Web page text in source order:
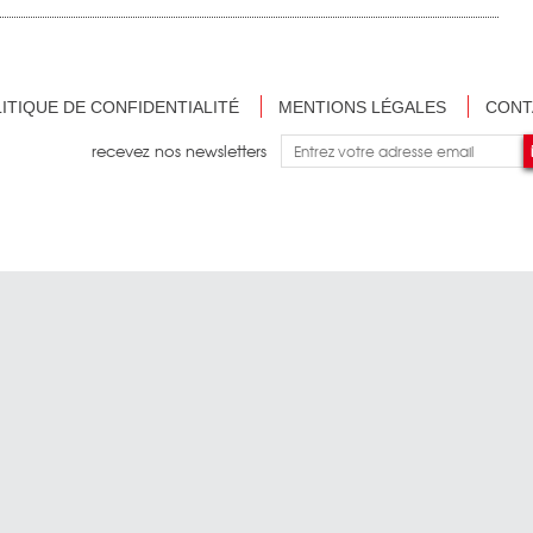
DE CONFIDENTIALITÉ MENTIONS LÉGALES
recevez nos newsletters